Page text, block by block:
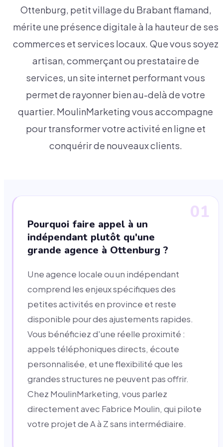
Ottenburg, petit village du Brabant flamand,
mérite une présence digitale à la hauteur de ses
commerces et services locaux. Que vous soyez
artisan, commerçant ou prestataire de
services, un site internet performant vous
permet de rayonner bien au-delà de votre
quartier. MoulinMarketing vous accompagne
pour transformer votre activité en ligne et
conquérir de nouveaux clients.
01
Pourquoi faire appel à un
indépendant plutôt qu'une
grande agence à Ottenburg ?
Une agence locale ou un indépendant
comprend les enjeux spécifiques des
petites activités en province et reste
disponible pour des ajustements rapides.
Vous bénéficiez d'une réelle proximité :
appels téléphoniques directs, écoute
personnalisée, et une flexibilité que les
grandes structures ne peuvent pas offrir.
Chez MoulinMarketing, vous parlez
directement avec Fabrice Moulin, qui pilote
votre projet de A à Z sans intermédiaire.